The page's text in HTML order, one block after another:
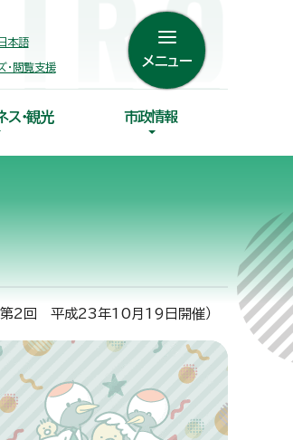
本語
・閲覧支援 メニュー
ス・観光 市政情報
第2回 平成23年10月19日開催）